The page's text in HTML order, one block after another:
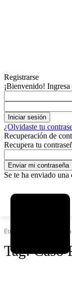
Registrarse
¡Bienvenido! Ingresa
¿Olvidaste tu
Recuperación de
Recupera tu
Se te ha enviado
Etiquetas Caso
Tag:Caso